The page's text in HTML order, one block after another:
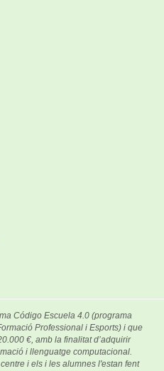
Código Escuela 4.0 (programa
Professional i Esports) i que
€, amb la finalitat d’adquirir
i llenguatge computacional.
i els i les alumnes l'estan fent